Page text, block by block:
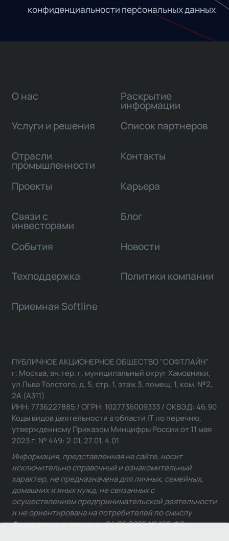
конфиденциальности персональных данных
О нас
Услуги и решения
Отрасли
промышленности
Проекты
Связи с
инвесторами
Раскрытие
информации
Список партнеров
Контакты
Карьера
Блог
События Новости
Техподдержка Политики компании
Приемная Softline
ПУБЛИЧНОЕ АКЦИОНЕРНОЕ ОБЩЕСТВО "СОФТЛАЙН"
г. Москва, вн.тер. г. муниципальный округ Хамовники,
ул Льва Толстого, д. 5, стр. 1, этаж 3, помещ. 1, ком. №2,
2А (А311)
ИНН: 7736227885 / ОГРН: 1027736009333 / ОКВЭД: 46.90
Коды видов деятельности в области IT по перечню,
утвержденному Приказом Минцифры России от 11 мая
2023 г. № 449: 2.01, 27.01, 4.01
Информация, представленная на сайте, носит
исключительно справочный и ознакомительный
характер, не предназначена для личных, семейных,
домашних и иных нужд, не связанных с
осуществлением предпринимательской деятельности
и не ориентирована на потребителей по смыслу
Федерального закона от 24.06.2025 № 168-ФЗ.